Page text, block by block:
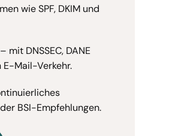
wie SPF, DKIM und
DNSSEC, DANE
E-Mail-Verkehr.
BSI-Empfehlungen.